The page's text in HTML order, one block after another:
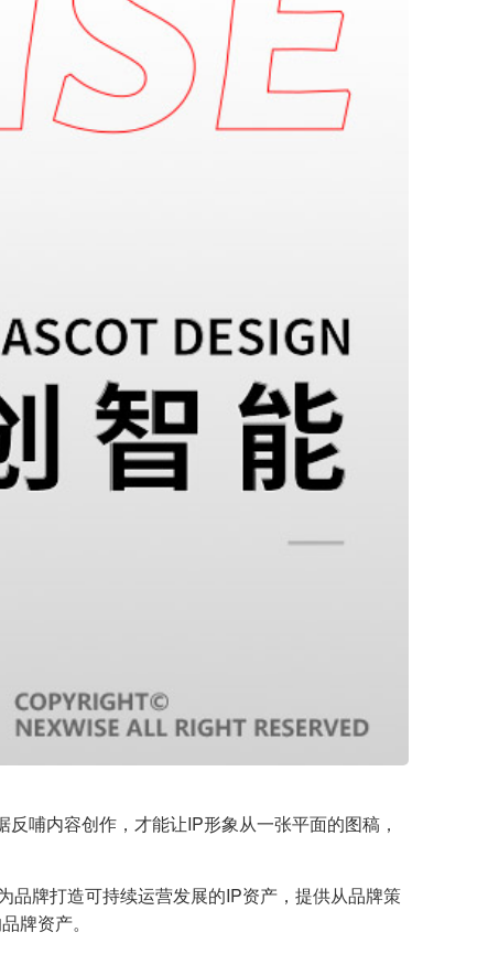
哺内容创作，才能让IP形象从一张平面的图稿，
品牌打造可持续运营发展的IP资产，提供从品牌策
牌资产。